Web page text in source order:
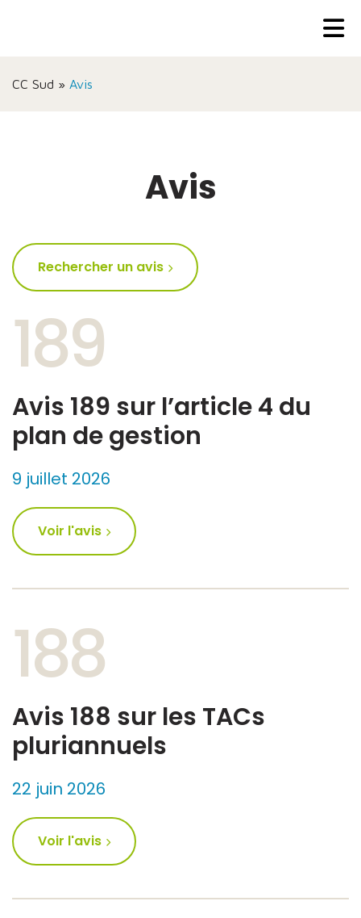
CC Sud » Avis
Avis
189
Avis 189 sur l’article 4 du
plan de gestion
9 juillet 2026
Voir l'avis
188
Avis 188 sur les TACs
pluriannuels
22 juin 2026
Voir l'avis
Rechercher un avis